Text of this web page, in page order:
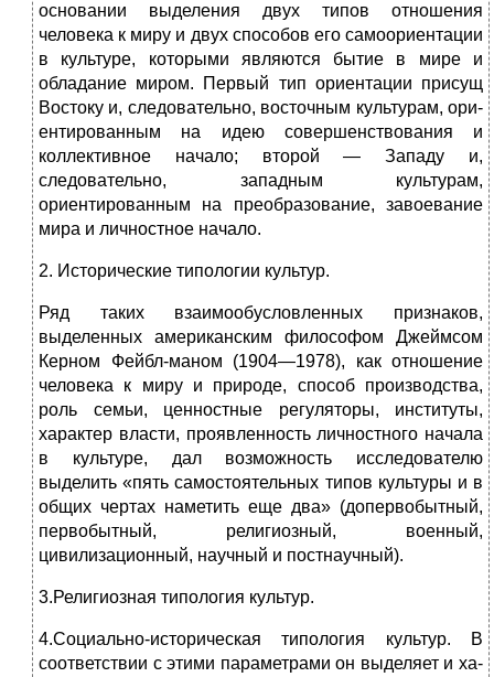
основании выделения двух типов отношения
человека к миру и двух способов его самоориентации
в культуре, которыми являются бытие в мире и
обладание миром. Первый тип ориентации при­сущ
Востоку и, следовательно, восточным культурам, ори­
ентированным на идею совершенствования и
коллектив­ное начало; второй — Западу и,
следовательно, западным культурам,
ориентированным на преобразование, завоева­ние
мира и личностное начало.
2. Исторические типологии культур.
Ряд таких взаимообусловленных признаков,
выделен­ных американским философом Джеймсом
Керном Фейбл-маном (1904—1978), как отношение
человека к миру и при­роде, способ производства,
роль семьи, ценностные регуляторы, институты,
характер власти, проявленность личностного начала
в культуре, дал возможность исследо­вателю
выделить «пять самостоятельных типов культуры и в
общих чертах наметить еще два» (допервобытный,
перво­бытный, религиозный, военный,
цивилизационный, науч­ный и постнаучный).
3.Религиозная типология культур.
4.Социально-историческая типология культур. В
соответствии с этими параметрами он выделяет и ха­